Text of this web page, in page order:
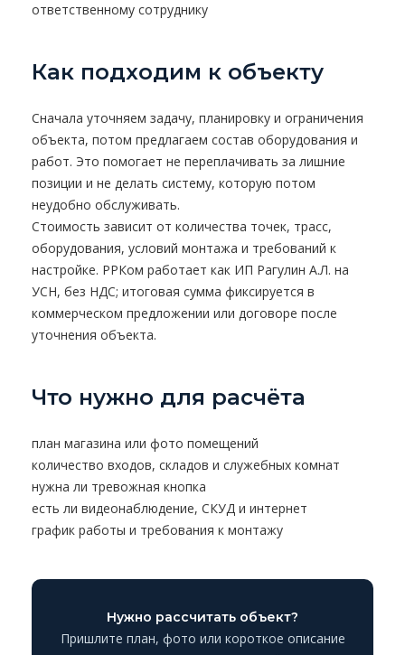
ответственному сотруднику
Как подходим к объекту
Сначала уточняем задачу, планировку и ограничения
объекта, потом предлагаем состав оборудования и
работ. Это помогает не переплачивать за лишние
позиции и не делать систему, которую потом
неудобно обслуживать.
Стоимость зависит от количества точек, трасс,
оборудования, условий монтажа и требований к
настройке. РРКом работает как ИП Рагулин А.Л. на
УСН, без НДС; итоговая сумма фиксируется в
коммерческом предложении или договоре после
уточнения объекта.
Что нужно для расчёта
план магазина или фото помещений
количество входов, складов и служебных комнат
нужна ли тревожная кнопка
есть ли видеонаблюдение, СКУД и интернет
график работы и требования к монтажу
Нужно рассчитать объект?
Пришлите план, фото или короткое описание